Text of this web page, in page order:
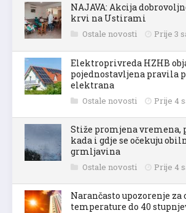
NAJAVA: Akcija
krvi na Ustirami
Ostale novosti Prije 3
Elektroprivreda HZHB
pojednostavljena pravila
elektrana
Ostale novosti Prije 4
Stiže promjena vremena,
kada i gdje se očekuju
grmljavina
Ostale novosti Prije 4
Narančasto upozorenje za
temperature do 40